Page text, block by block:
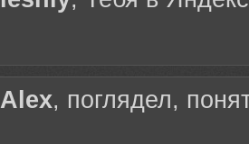
Alex, поглядел,